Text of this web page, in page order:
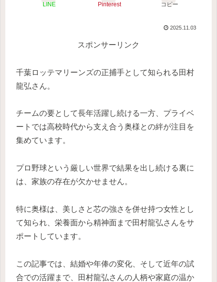
LINE Pinterest コピー
2025.11.03
スポンサーリンク
千葉ロッテマリーンズの正捕手として知られる田村
龍弘さん。
チームの要として長年活躍し続ける一方、プライベ
ートでは高校時代から支え合う奥様との絆が注目を
集めています。
プロ野球という厳しい世界で結果を出し続ける裏に
は、家族の存在が欠かせません。
特に奥様は、美しさと芯の強さを併せ持つ女性とし
て知られ、栄養面から精神面まで田村龍弘さんをサ
ポートしています。
この記事では、結婚や年俸の変化、そして近年の試
合での活躍まで、田村龍弘さんの人柄や家庭の温か